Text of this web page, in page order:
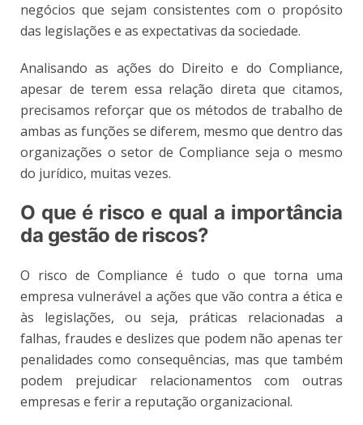
negócios que sejam consistentes com o propósito
das legislações e as expectativas da sociedade.
Analisando as ações do Direito e do Compliance,
apesar de terem essa relação direta que citamos,
precisamos reforçar que os métodos de trabalho de
ambas as funções se diferem, mesmo que dentro das
organizações o setor de Compliance seja o mesmo
do jurídico, muitas vezes.
O que é risco e qual a importância
da gestão de riscos?
O risco de Compliance é tudo o que torna uma
empresa vulnerável a ações que vão contra a ética e
às legislações, ou seja, práticas relacionadas a
falhas, fraudes e deslizes que podem não apenas ter
penalidades como consequências, mas que também
podem prejudicar relacionamentos com outras
empresas e ferir a reputação organizacional.